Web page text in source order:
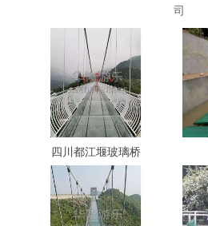
司
四川都江堰玻璃桥